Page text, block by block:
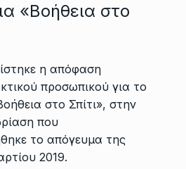
«Βοήθεια στο
η απόφαση
προσωπικού για το
στο Σπίτι», στην
που
το απόγευμα της
2019.